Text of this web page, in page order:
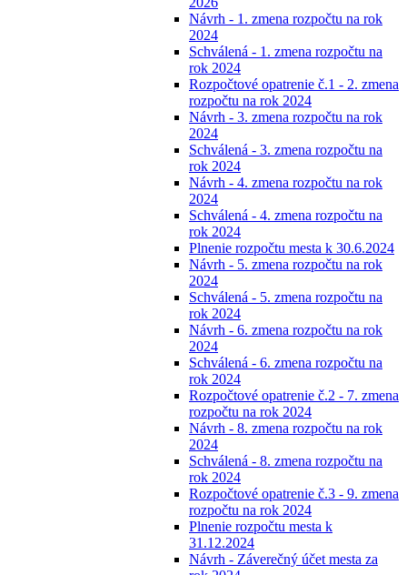
Návrh - 1. zmena rozpočtu na rok
2024
Schválená - 1. zmena rozpočtu na
rok 2024
Rozpočtové opatrenie č.1 - 2. zmena
rozpočtu na rok 2024
Návrh - 3. zmena rozpočtu na rok
2024
Schválená - 3. zmena rozpočtu na
rok 2024
Návrh - 4. zmena rozpočtu na rok
2024
Schválená - 4. zmena rozpočtu na
rok 2024
Plnenie rozpočtu mesta k 30.6.2024
Návrh - 5. zmena rozpočtu na rok
2024
Schválená - 5. zmena rozpočtu na
rok 2024
Návrh - 6. zmena rozpočtu na rok
2024
Schválená - 6. zmena rozpočtu na
rok 2024
Rozpočtové opatrenie č.2 - 7. zmena
rozpočtu na rok 2024
Návrh - 8. zmena rozpočtu na rok
2024
Schválená - 8. zmena rozpočtu na
rok 2024
Rozpočtové opatrenie č.3 - 9. zmena
rozpočtu na rok 2024
Plnenie rozpočtu mesta k
31.12.2024
Návrh - Záverečný účet mesta za